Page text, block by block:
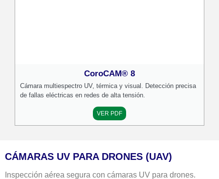
CoroCAM® 8
Cámara multiespectro UV, térmica y visual. Detección precisa
de fallas eléctricas en redes de alta tensión.
VER PDF
CÁMARAS UV PARA DRONES (UAV)
Inspección aérea segura con cámaras UV para drones.